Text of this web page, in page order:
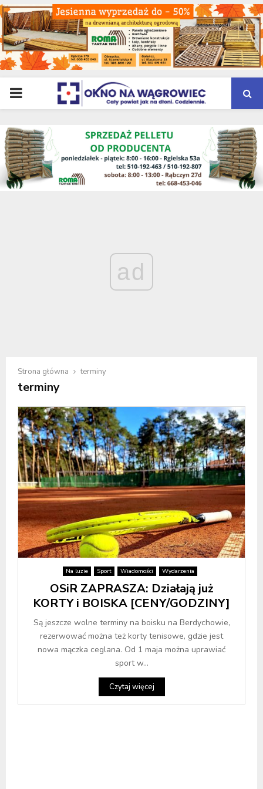
PRIMARY
MENU
ad
Strona główna terminy
terminy
Na luzie Sport Wiadomości Wydarzenia
OSiR ZAPRASZA: Działają już
KORTY i BOISKA [CENY/GODZINY]
Są jeszcze wolne terminy na boisku na Berdychowie,
rezerwować można też korty tenisowe, gdzie jest
nowa mączka ceglana. Od 1 maja można uprawiać
sport w...
Czytaj więcej